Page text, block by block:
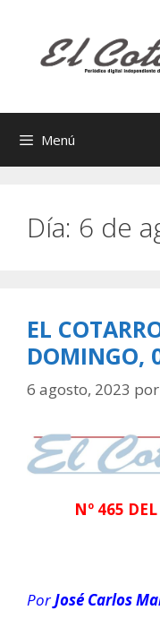
contenido
Menú
Día: 6 de
EL
DOMINGO,
6 agosto, 2023 por
Nº 465
PorJosé Carlos